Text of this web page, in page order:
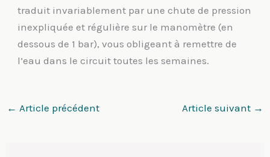
traduit invariablement par une chute de pression
inexpliquée et régulière sur le manomètre (en
dessous de 1 bar), vous obligeant à remettre de
l’eau dans le circuit toutes les semaines.
← Article précédent Article suivant →